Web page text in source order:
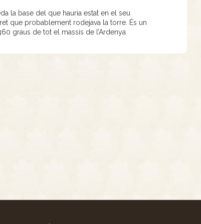
la base del que hauria estat en el seu
que probablement rodejava la torre. És un
graus de tot el massís de l’Ardenya